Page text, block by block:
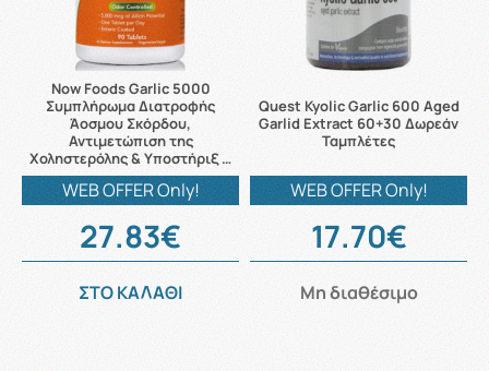
Now Foods Garlic 5000
Συμπλήρωμα Διατροφής
Άοσμου Σκόρδου,
Αντιμετώπιση της
Χοληστερόλης & Υποστήριξ …
WEB OFFER Only!
27.83€
ΣΤΟ ΚΑΛΑΘΙ
Quest Kyolic Garlic 600 Aged
Garlid Extract 60+30 Δωρεάν
Ταμπλέτες
WEB OFFER Only!
17.70€
Μη διαθέσιμο